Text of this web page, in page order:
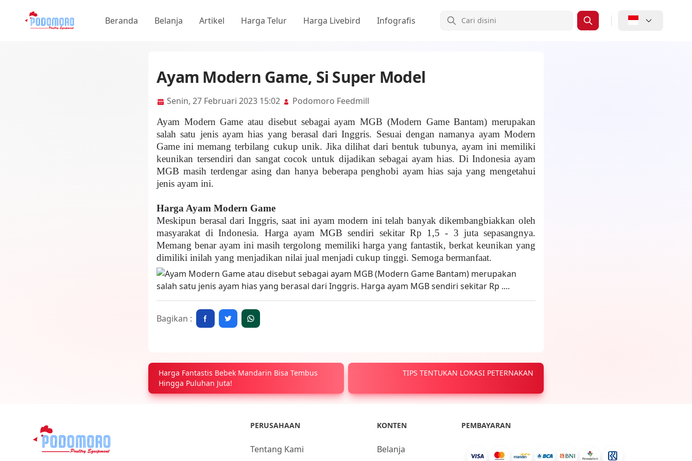
Cari
Beranda Belanja Artikel Harga Telur Harga Livebird Infografis
Ayam Modern Game, Si Super Model
Senin, 27 Februari 2023 15:02 Podomoro Feedmill
Ayam Modern Game atau disebut sebagaiayamMGB (Modern Game Bantam) merupakan
salah satu jenis ayam hias yang berasal dari Inggris. Sesuai dengan namanya ayam Modern
Game ini memang terbilang cukup unik. Jika dilihat dari bentuk tubunya, ayam ini memiliki
keunikan tersendiri dan sangat cocok untuk dijadikan sebagai ayam hias. Di Indonesia ayam
MGB masih terdengar asing dan hanya beberapa penghobi ayam hias saja yang mengetahui
jenis ayam ini.
Harga Ayam Modern Game
Meskipun berasal dari Inggris, saat ini ayam modern ini telah banyak dikembangbiakkan oleh
masyarakat di Indonesia. Harga ayamMGB sendiri sekitar Rp 1,5 - 3 juta sepasangnya.
Memang benar ayam ini masih tergolong memiliki harga yang fantastik, berkat keunikan yang
dimiliki inilah yang menjadikan nilai jual menjadi cukup tinggi. Semoga bermanfaat.
Bagikan :
Harga Fantastis Bebek Mandarin Bisa Tembus
Hingga Puluhan Juta!
TIPS TENTUKAN LOKASI PETERNAKAN
PERUSAHAAN
Tentang Kami
KONTEN
Belanja
PEMBAYARAN